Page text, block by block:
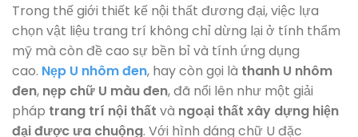
Trong thế giới thiết kế nội thất đương đại, việc lựa
chọn vật liệu trang trí không chỉ dừng lại ở tính thẩm
mỹ mà còn đề cao sự bền bỉ và tính ứng dụng
cao. Nẹp U nhôm đen, hay còn gọi là thanh U nhôm
đen, nẹp chữ U màu đen, đã nổi lên như một giải
pháp trang trí nội thất và ngoại thất xây dựng hiện
đạiđược ưa chuộng. Với hình dáng chữ U đặc